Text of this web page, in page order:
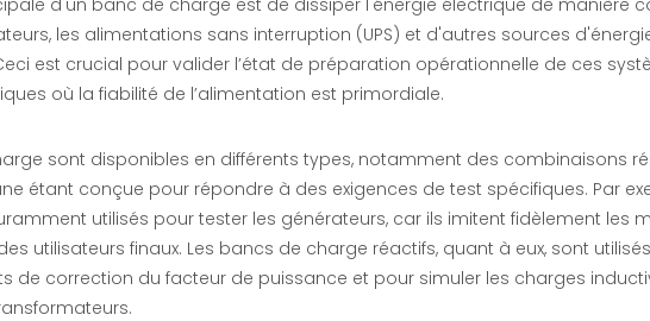
les alimentations sans interruption (UPS) et d'autres sources
est crucial pour valider l’état de préparation opérationnelle de ces
où la fiabilité de l’alimentation est primordiale.
sont disponibles en différents types, notamment des combinaisons
étant conçue pour répondre à des exigences de test spécifiques. Par
utilisés pour tester les générateurs, car ils imitent fidèlement les
utilisateurs finaux. Les bancs de charge réactifs, quant à eux, sont
de correction du facteur de puissance et pour simuler les charges